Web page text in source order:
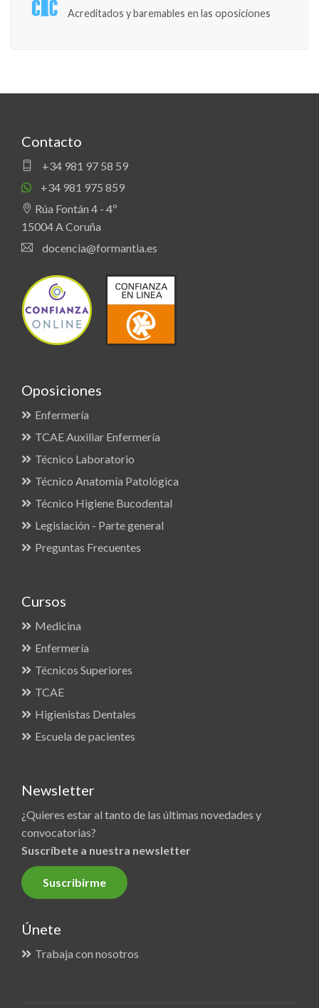
Acreditados y baremables en las oposiciones
Contacto
+34 981 97 58 59
+34 981 975 859
Rúa Fontán 4 - 4º
15004 A Coruña
docencia@formantia.es
Oposiciones
Enfermería
TCAE Auxiliar Enfermería
Técnico Laboratorio
Técnico Anatomía Patológica
Técnico Higiene Bucodental
Legislación - Parte general
Preguntas Frecuentes
Cursos
Medicina
Enfermería
Técnicos Superiores
TCAE
Higienistas Dentales
Escuela de pacientes
Newsletter
¿Quieres estar al tanto de las últimas novedades y
convocatorias?
Suscríbete a nuestra newsletter
Suscribirme
Únete
Trabaja con nosotros